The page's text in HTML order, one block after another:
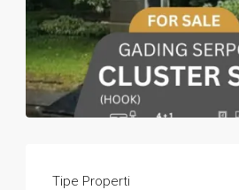
Tipe Properti